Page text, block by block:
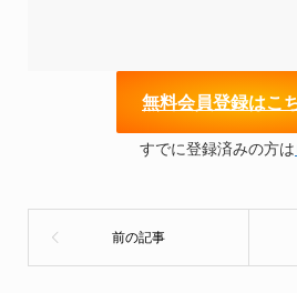
無料会員登録はこ
すでに登録済みの方は